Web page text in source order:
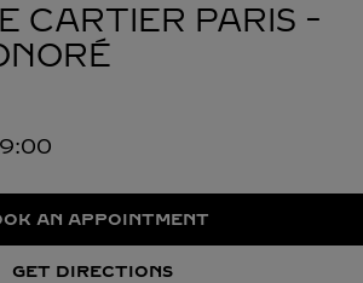
CARTIER PARIS -
AN APPOINTMENT
GET DIRECTIONS